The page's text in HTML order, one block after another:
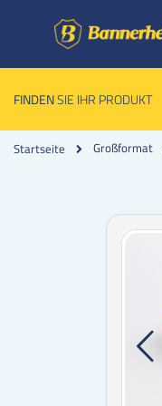
FINDENSIE IHR PRODUKT
Startseite Großformat
Zum